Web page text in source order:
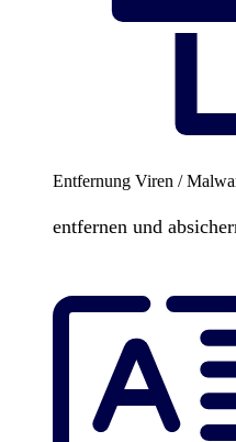
Entfernung Viren /
entfernen und